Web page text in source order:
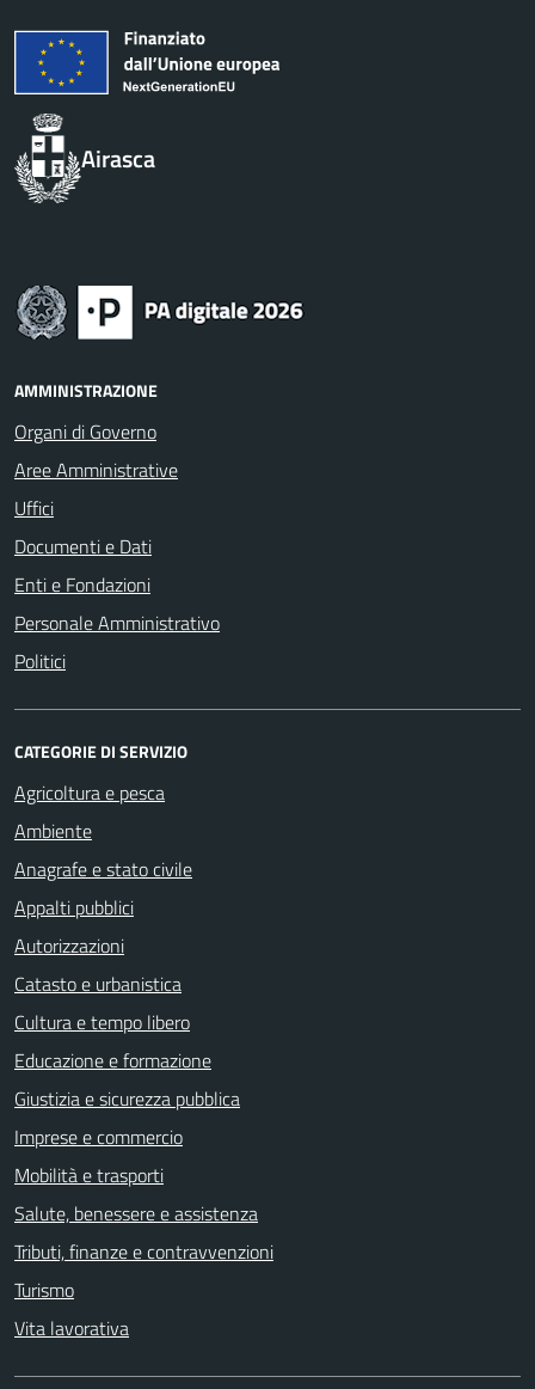
Airasca
AMMINISTRAZIONE
Organi di Governo
Aree Amministrative
Uffici
Documenti e Dati
Enti e Fondazioni
Personale Amministrativo
Politici
CATEGORIE DI SERVIZIO
Agricoltura e pesca
Ambiente
Anagrafe e stato civile
Appalti pubblici
Autorizzazioni
Catasto e urbanistica
Cultura e tempo libero
Educazione e formazione
Giustizia e sicurezza pubblica
Imprese e commercio
Mobilità e trasporti
Salute, benessere e assistenza
Tributi, finanze e contravvenzioni
Turismo
Vita lavorativa